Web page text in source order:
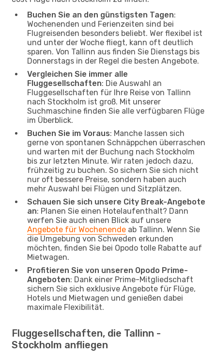
Buchen Sie an den günstigsten Tagen:
Wochenenden und Ferienzeiten sind bei
Flugreisenden besonders beliebt. Wer flexibel ist
und unter der Woche fliegt, kann oft deutlich
sparen. Von Tallinn aus finden Sie Dienstags bis
Donnerstags in der Regel die besten Angebote.
Vergleichen Sie immer alle
Fluggesellschaften: Die Auswahl an
Fluggesellschaften für Ihre Reise von Tallinn
nach Stockholm ist groß. Mit unserer
Suchmaschine finden Sie alle verfügbaren Flüge
im Überblick.
Buchen Sie im Voraus: Manche lassen sich
gerne von spontanen Schnäppchen überraschen
und warten mit der Buchung nach Stockholm
bis zur letzten Minute. Wir raten jedoch dazu,
frühzeitig zu buchen. So sichern Sie sich nicht
nur oft bessere Preise, sondern haben auch
mehr Auswahl bei Flügen und Sitzplätzen.
Schauen Sie sich unsere City Break-Angebote
an: Planen Sie einen Hotelaufenthalt? Dann
werfen Sie auch einen Blick auf unsere
Angebote für Wochenende ab Tallinn. Wenn Sie
die Umgebung von Schweden erkunden
möchten, finden Sie bei Opodo tolle Rabatte auf
Mietwagen.
Profitieren Sie von unseren Opodo Prime-
Angeboten: Dank einer Prime-Mitgliedschaft
sichern Sie sich exklusive Angebote für Flüge,
Hotels und Mietwagen und genießen dabei
maximale Flexibilität.
Fluggesellschaften, die Tallinn -
Stockholm anfliegen